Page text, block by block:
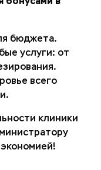
бюджета.
услуги: от
всего
клиники